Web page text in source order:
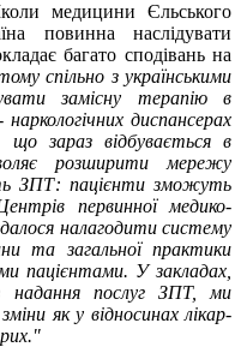
медицини Єльського
повинна наслідувати
багато сподівань на
спільно з українськими
замісну терапію в
наркологічних диспансерах
зараз відбувається в
розширити мережу
ЗПТ: пацієнти зможуть
первинної медико-
налагодити систему
та загальної практики
пацієнтами. У закладах,
надання послуг ЗПТ, ми
як у відносинах лікар-